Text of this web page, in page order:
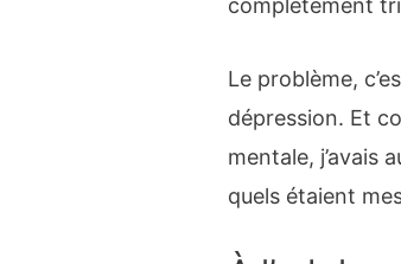
complètement
Le problème,
dépression. Et
mentale, j’avais
quels étaient